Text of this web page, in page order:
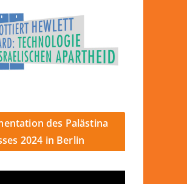
des Palästina
2024 in Berlin